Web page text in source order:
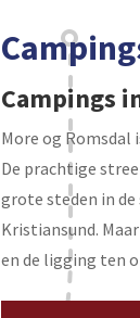
Campings
More og Romsdal
De prachtige
grote steden in de
Kristiansund.
en de ligging ten